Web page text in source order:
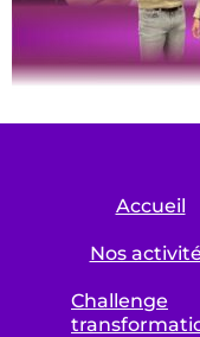
Accueil
Nos
Challenge